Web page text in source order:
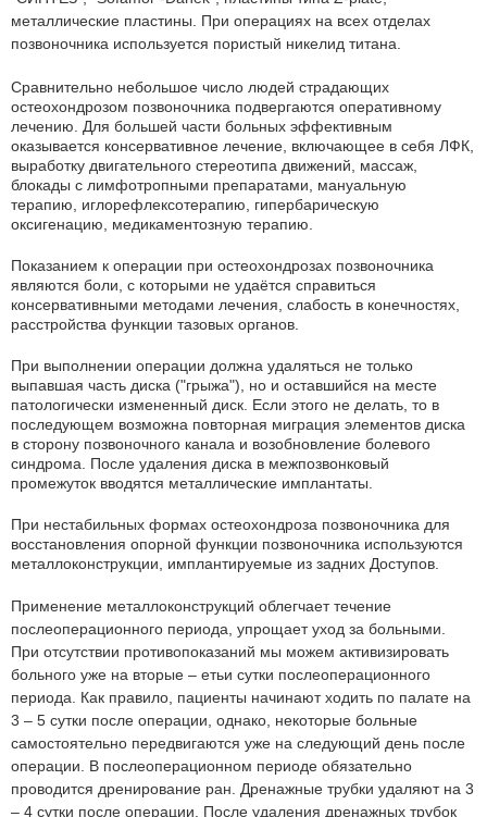
металлические пластины. При операциях на всех отделах
позвоночника используется пористый никелид титана.
Сравнительно небольшое число людей страдающих
остеохондрозом позвоночника подвергаются оперативному
лечению. Для большей части больных эффективным
оказывается консервативное лечение, включающее в себя ЛФК,
выработку двигательного стереотипа движений, массаж,
блокады с лимфотропными препаратами, мануальную
терапию, иглорефлексотерапию, гипербарическую
оксигенацию, медикаментозную терапию.
Показанием к операции при остеохондрозах позвоночника
являются боли, с которыми не удаётся справиться
консервативными методами лечения, слабость в конечностях,
расстройства функции тазовых органов.
При выполнении операции должна удаляться не только
выпавшая часть диска ("грыжа"), но и оставшийся на месте
патологически измененный диск. Если этого не делать, то в
последующем возможна повторная миграция элементов диска
в сторону позвоночного канала и возобновление болевого
синдрома. После удаления диска в межпозвонковый
промежуток вводятся металлические имплантаты.
При нестабильных формах остеохондроза позвоночника для
восстановления опорной функции позвоночника используются
металлоконструкции, имплантируемые из задних Доступов.
Применение металлоконструкций облегчает течение
послеоперационного периода, упрощает уход за больными.
При отсутствии противопоказаний мы можем активизировать
больного уже на вторые – етьи сутки послеоперационного
периода. Как правило, пациенты начинают ходить по палате на
3 – 5 сутки после операции, однако, некоторые больные
самостоятельно передвигаются уже на следующий день после
операции. В послеоперационном периоде обязательно
проводится дренирование ран. Дренажные трубки удаляют на 3
– 4 сутки после операции. После удаления дренажных трубок